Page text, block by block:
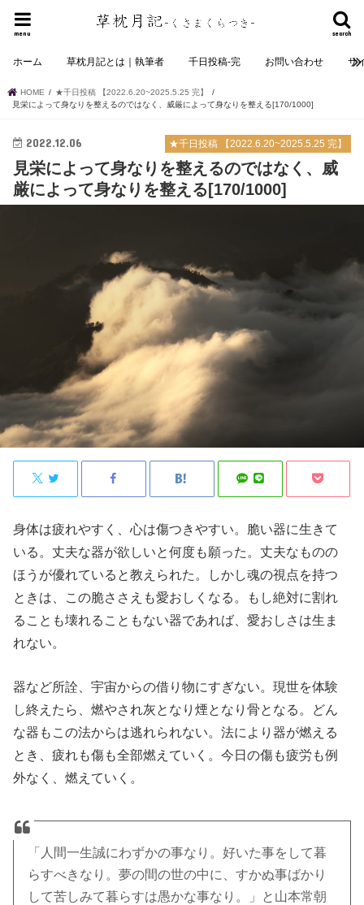
search
menu
ホーム 草枕月記とは｜執筆者 千日投稿-完 お問い合わせ サ
HOME
★千日投稿 【2022.6.20~2025.5.25 完】
見栄によって身なりを整えるのではなく、威厳によって身なりを整える[170/1000]
★千日投稿 【2022.6.20~2025.5.25 完】
2022.12.06
見栄によって身なりを整えるのではなく、威
厳によって身なりを整える[170/1000]
身体は疲れやすく、心は傷つきやすい。脆い器に生きて
いる。丈夫な器が欲しいと何度も願った。丈夫なものの
ほうが優れていると教えられた。しかし魂の視点を持つ
ときは、この脆ささえも愛おしくなる。もし絶対に割れ
ることも壊れることもない器であれば、愛おしさは生ま
れない。
器など所詮、宇宙からの借り物にすぎない。現世を体験
し終えたら、燃やされ灰となり煙となり骨となる。どん
な器もこの法からは逃れられない。法により器が燃える
とき、疲れも傷も全部燃えていく。今日の傷も疲労も例
外なく、燃えていく。
「人間一生誠にわずかの事なり。好いた事をして暮
らすべきなり。夢の間の世の中に、すかぬ事ばかり
して苦しみて暮らすは愚かな事なり。」と山本常朝